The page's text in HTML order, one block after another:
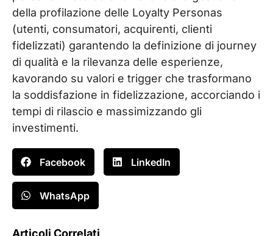
della profilazione delle Loyalty Personas
(utenti, consumatori, acquirenti, clienti
fidelizzati) garantendo la definizione di journey
di qualità e la rilevanza delle esperienze,
kavorando su valori e trigger che trasformano
la soddisfazione in fidelizzazione, accorciando i
tempi di rilascio e massimizzando gli
investimenti.
Facebook LinkedIn
WhatsApp